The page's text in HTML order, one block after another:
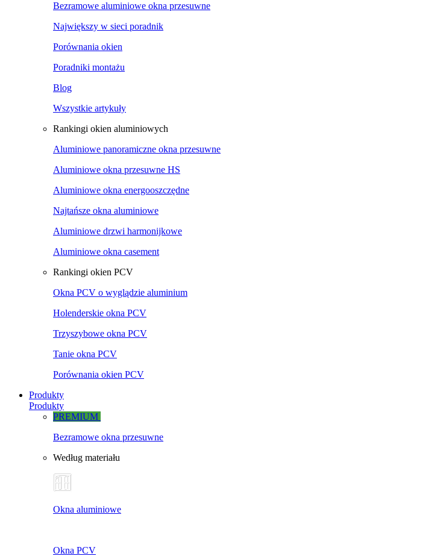
Bezramowe aluminiowe okna przesuwne
Największy w sieci poradnik
Porównania okien
Poradniki montażu
Blog
Wszystkie artykuły
Rankingi okien aluminiowych
Aluminiowe panoramiczne okna przesuwne
Aluminiowe okna przesuwne HS
Aluminiowe okna energooszczędne
Najtańsze okna aluminiowe
Aluminiowe drzwi harmonijkowe
Aluminiowe okna casement
Rankingi okien PCV
Okna PCV o wyglądzie aluminium
Holenderskie okna PCV
Trzyszybowe okna PCV
Tanie okna PCV
Porównania okien PCV
Produkty
Produkty
PREMIUM
Bezramowe okna przesuwne
Według materiału
Okna aluminiowe
Okna PCV